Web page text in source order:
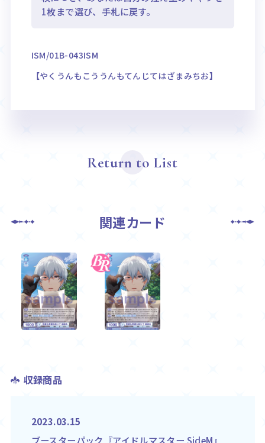
1枚まで選び、手札に戻す。
ISM/01B-043ISM
【やくうんもこううんもてんじてはざまみちお】
Return to List
関連カード
収録商品
2023.03.15
ブースターパック『アイドルマスター SideM』